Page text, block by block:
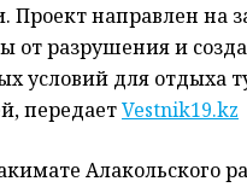
Проект направлен на
от разрушения и
условий для отдыха
передаетVestnik19.kz
Алакольского